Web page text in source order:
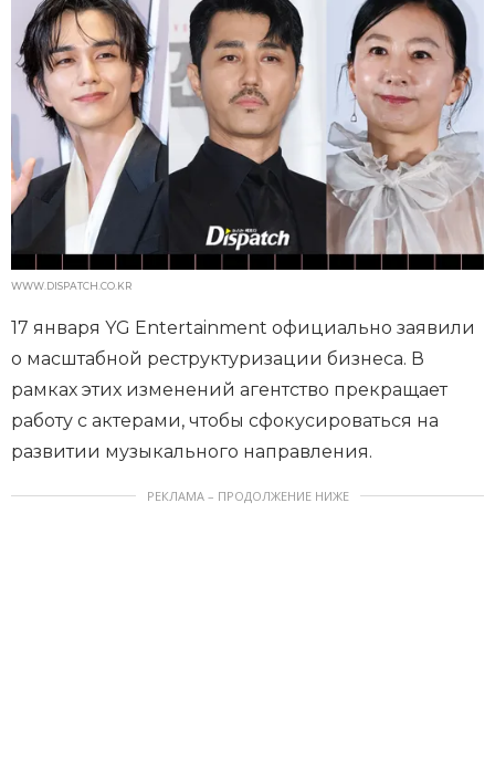
WWW.DISPATCH.CO.KR
17 января YG Entertainment официально заявили
о масштабной реструктуризации бизнеса. В
рамках этих изменений агентство прекращает
работу с актерами, чтобы сфокусироваться на
развитии музыкального направления.
РЕКЛАМА – ПРОДОЛЖЕНИЕ НИЖЕ